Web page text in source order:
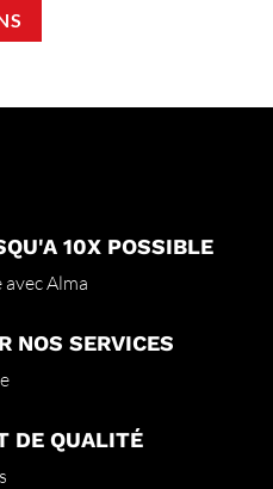
a
choisies
la
du
10X POSSIBLE
Alma
NOS SERVICES
DE QUALITÉ